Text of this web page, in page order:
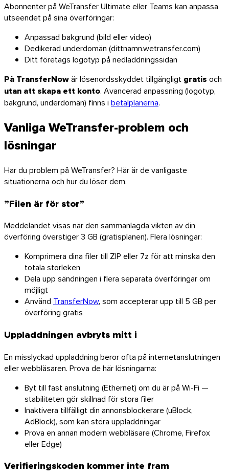
Thunderbird
TransferNow på alla dina enheter
Utforska API:et
API-dokumentation
Prova API:et
TransferNow API
Automatisera dina överföringar — gratis
Utforska API:et
Abonnenter på WeTransfer Ultimate eller Teams kan anpassa
utseendet på sina överföringar:
Anpassad bakgrund (bild eller video)
Dedikerad underdomän (dittnamn.wetransfer.com)
Ditt företags logotyp på nedladdningssidan
På TransferNowär lösenordsskyddet tillgängligt gratis och
utan att skapa ett konto. Avancerad anpassning (logotyp,
bakgrund, underdomän) finns i betalplanerna.
Vanliga WeTransfer-problem och
lösningar
Har du problem på WeTransfer? Här är de vanligaste
situationerna och hur du löser dem.
”Filen är för stor”
Meddelandet visas när den sammanlagda vikten av din
överföring överstiger 3 GB (gratisplanen). Flera lösningar:
Komprimera dina filer till ZIP eller 7z för att minska den
totala storleken
Dela upp sändningen i flera separata överföringar om
möjligt
Använd TransferNow, som accepterar upp till 5 GB per
överföring gratis
Uppladdningen avbryts mitt i
En misslyckad uppladdning beror ofta på internetanslutningen
eller webbläsaren. Prova de här lösningarna:
Byt till fast anslutning (Ethernet) om du är på Wi-Fi —
stabiliteten gör skillnad för stora filer
Inaktivera tillfälligt din annonsblockerare (uBlock,
AdBlock), som kan störa uppladdningar
Prova en annan modern webbläsare (Chrome, Firefox
eller Edge)
Verifieringskoden kommer inte fram